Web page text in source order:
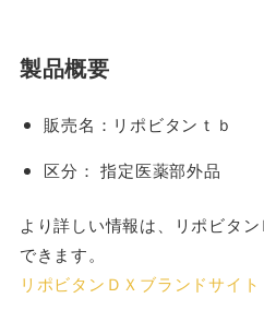
製品概要
販売名：リポビタンｔｂ
区分： 指定医薬部外品
より詳しい情報は、リポビタ
できます。
リポビタンＤＸブランドサイト